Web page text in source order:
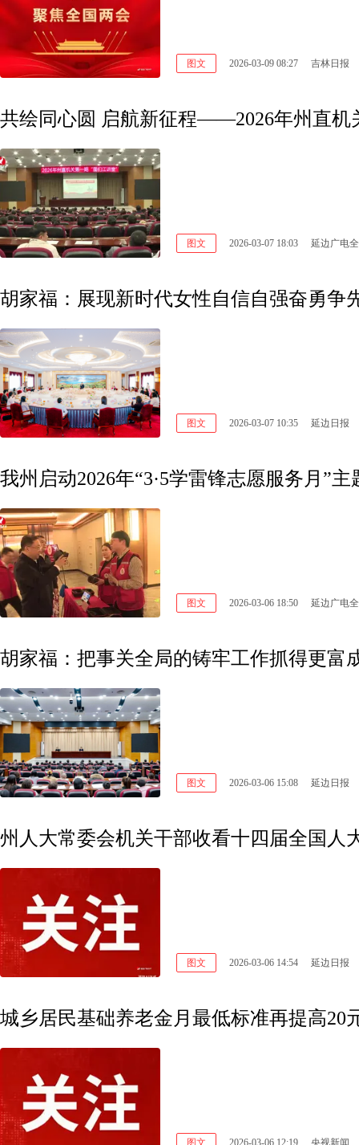
图文 2026-03-09 08:27 吉林日报
共绘同心圆 启航新征程——2026年州直机
图文 2026-03-07 18:03 延边广电
图文 2026-03-07 10:35 延边日报
我州启动2026年“3·5学雷锋志愿服务月”主
图文 2026-03-06 18:50 延边广电
图文 2026-03-06 15:08 延边日报
州人大常委会机关干部收看十四届全国人
图文 2026-03-06 14:54 延边日报
城乡居民基础养老金月最低标准再提高20
图文 2026-03-06 12:19 央视新闻